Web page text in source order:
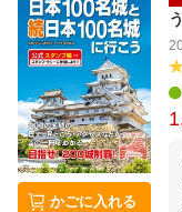
かごに入れる